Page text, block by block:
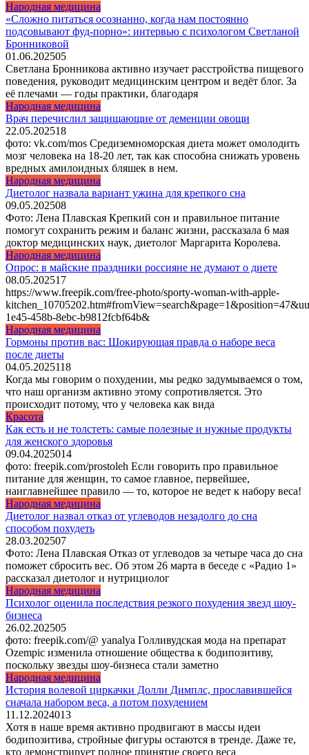
Народная медицина
«Сложно питаться осознанно, когда нам постоянно
подсовывают фуд-порно»: интервью с психологом Светланой
Бронниковой
01.06.202505
Светлана Бронникова активно изучает расстройства пищевого
поведения, руководит медицинским центром и ведёт блог. За
её плечами — годы практики, благодаря
Народная медицина
Врач перечислил защищающие от деменции овощи
22.05.202518
фото: vk.com/mos Средиземноморская диета может омолодить
мозг человека на 18-20 лет, так как способна снижать уровень
вредных амилоидных бляшек в нем.
Народная медицина
Диетолог назвала вариант ужина для крепкого сна
09.05.202508
Фото: Лена Плавская Крепкий сон и правильное питание
помогут сохранить режим и баланс жизни, рассказала 6 мая
доктор медицинских наук, диетолог Маргарита Королева.
Народная медицина
Опрос: в майские праздники россияне не думают о диете
08.05.202517
https://www.freepik.com/free-photo/sporty-woman-with-apple-
1e45-458b-8ebc-b9812fcbf64b&
Народная медицина
Гормоны против вас: Шокирующая правда о наборе веса
после диеты
04.05.2025118
Когда мы говорим о похудении, мы редко задумываемся о том,
что наш организм активно этому сопротивляется. Это
происходит потому, что у человека как вида
Красота
Как есть и не толстеть: самые полезные и нужные продукты
для женского здоровья
09.04.2025014
фото: freepik.com/prostoleh Если говорить про правильное
питание для женщин, то самое главное, первейшее,
наиглавнейшее правило — то, которое не ведет к набору веса!
Народная медицина
Диетолог назвал отказ от углеводов незадолго до сна
способом похудеть
28.03.202507
Фото: Лена Плавская Отказ от углеводов за четыре часа до сна
поможет сбросить вес. Об этом 26 марта в беседе с «Радио 1»
рассказал диетолог и нутрициолог
Народная медицина
Психолог оценила последствия резкого похудения звезд шоу-
бизнеса
26.02.202505
фото: freepik.com/@ yanalya Голливудская мода на препарат
Ozempic изменила отношение общества к бодипозитиву,
поскольку звезды шоу-бизнеса стали заметно
Народная медицина
История волевой циркачки Долли Димплс, прославившейся
сначала набором веса, а потом похудением
11.12.2024013
Хотя в наше время активно продвигают в массы идеи
бодипозитива, стройные фигуры остаются в тренде. Даже те,
кто демонстрирует полное принятие своего веса